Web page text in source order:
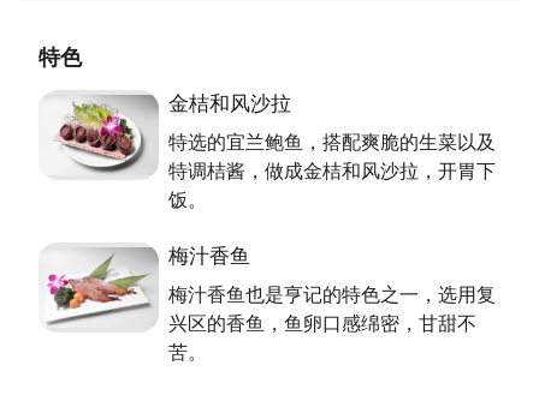
心照料。老板希望客人享受美食後，把火气、烦躁带
走，换得轻松心情再到邻近的石门山踏青，体验四季美
景，舒展身心。亨味食堂荣获交通部观光局评监推荐为
2013年台湾团餐特色餐厅後，慢慢打开知名度，诸多
海外旅客均相当满意，外地返乡者亦赞不绝口。
追求创新不懈怠
喜欢逛菜市场的老板，每当看到新的食材，便不断思考
如何入菜，每半年便改一次菜单，满足喜欢嚐鲜的消费
者。另方面，也坚持传统与原则，只用正统客家桔酱，
特色
金桔和风沙拉
特选的宜兰鲍鱼，搭配爽脆的生菜以及
特调桔酱，做成金桔和风沙拉，开胃下
饭。
梅汁香鱼
梅汁香鱼也是亨记的特色之一，选用复
兴区的香鱼，鱼卵口感绵密，甘甜不
苦。